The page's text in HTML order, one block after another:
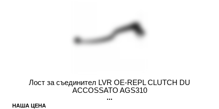
Лост за съединител LVR OE-REPL CLUTCH DU
ACCOSSATO AGS310